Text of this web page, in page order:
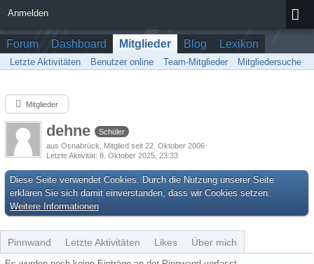
Anmelden
Forum Dashboard Mitglieder Blog Lexikon
Letzte Aktivitäten Benutzer online Team-Mitglieder Mitgliedersuche
Mitglieder
dehne
Schüler
aus Osnabrück
Mitglied seit 22. Oktober 2006
Letzte Aktivität 8. Oktober 2025, 23:33
Diese Seite verwendet Cookies. Durch die Nutzung unserer Seite
erklären Sie sich damit einverstanden, dass wir Cookies setzen.
Weitere Informationen
Pinnwand Letzte Aktivitäten Likes Über mich